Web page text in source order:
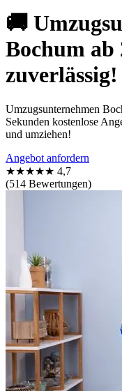
🚚
Bochum ab
Umzugsunternehmen
Sekunden kostenlose
und umziehen!
Angebot anfordern
★★★★★ 4,7
(514 Bewertungen)